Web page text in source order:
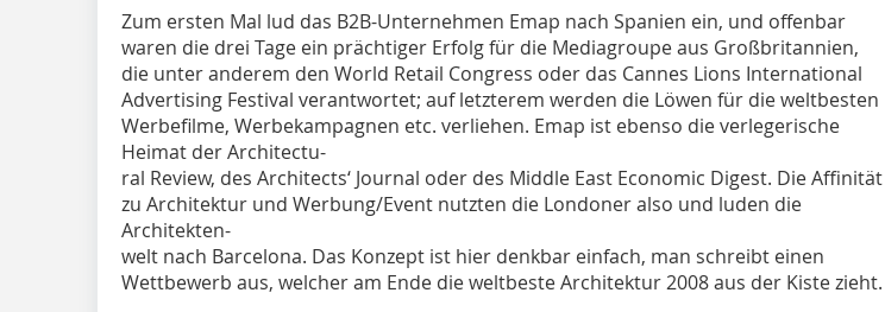
Zum ersten Mal lud das B2B-Unternehmen Emap nach Spanien ein, und offenbar
waren die drei Tage ein prächtiger Erfolg für die Mediagroupe aus Großbritannien,
die unter anderem den World Retail Congress oder das Cannes Lions International
Advertising Festival verantwortet; auf letzterem werden die Löwen für die weltbesten
Werbefilme, Werbekampagnen etc. verliehen. Emap ist ebenso die verlegerische
Heimat der Architectu-
ral Review, des Architects‘ Journal oder des Middle East Economic Digest. Die Affinität
zu Architektur und Werbung/Event nutzten die Londoner also und luden die
Architekten-
welt nach Barcelona. Das Konzept ist hier denkbar einfach, man schreibt einen
Wettbewerb aus, welcher am Ende die weltbeste Architektur 2008 aus der Kiste zieht.